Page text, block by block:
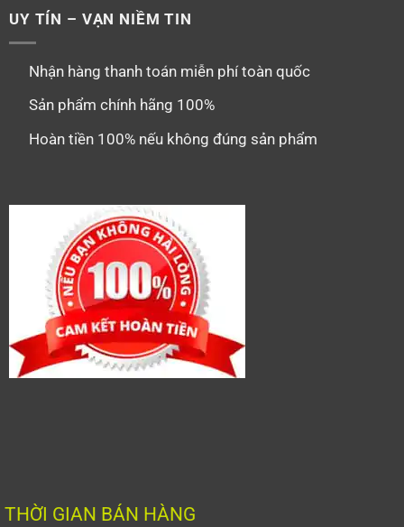
UY TÍN – VẠN NIỀM TIN
Nhận hàng thanh toán miễn phí toàn quốc
Sản phẩm chính hãng 100%
Hoàn tiền 100% nếu không đúng sản phẩm
THỜI GIAN BÁN HÀNG